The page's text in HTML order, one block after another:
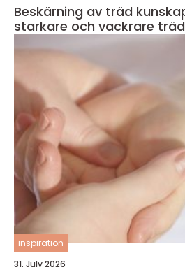
Beskärning av träd kunskap som ger
starkare och vackrare träd
inspiration
31. July 2026